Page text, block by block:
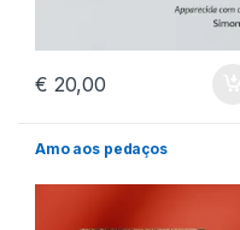
€ 20,00
Amo aos pedaços